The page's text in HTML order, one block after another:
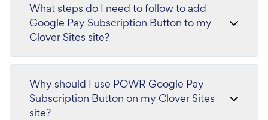
What steps do I need to follow to add
Google Pay Subscription Button to my
Clover Sites site?
Why should I use POWR Google Pay
Subscription Button on my Clover Sites
site?